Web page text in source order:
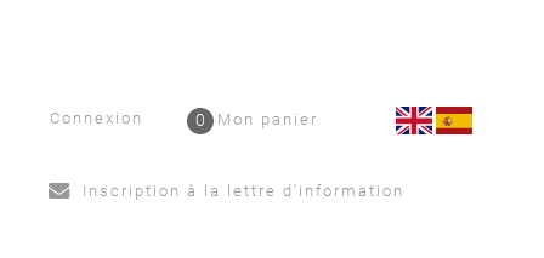
Connexion Mon panier
0
Inscription à la lettre d'information